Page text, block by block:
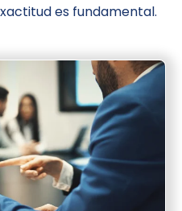
es fundamental.